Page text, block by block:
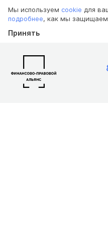
Мы используем cookie для
подробнее, как мы защищаем
Принять